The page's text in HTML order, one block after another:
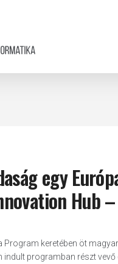
egy
Hub
Program keretében öt
programban részt